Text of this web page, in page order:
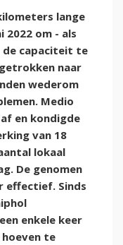
lange
2022 om - als
de capaciteit te
naar
wederom
Medio
en kondigde
van 18
lokaal
De genomen
effectief. Sinds
enkele keer
te